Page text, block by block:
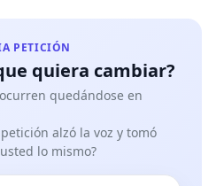
PETICIÓN
quiera cambiar?
quedándose en
alzó la voz y tomó
lo mismo?